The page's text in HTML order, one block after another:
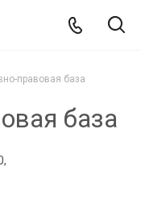
правовая база
база